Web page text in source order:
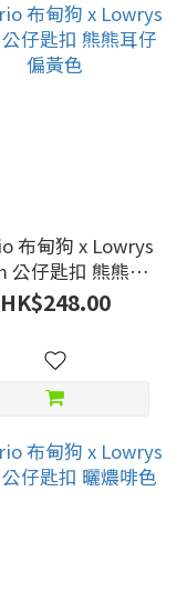
布甸狗 x Lowrys
公仔匙扣 熊熊耳
仔 偏黃色
HK$248.00